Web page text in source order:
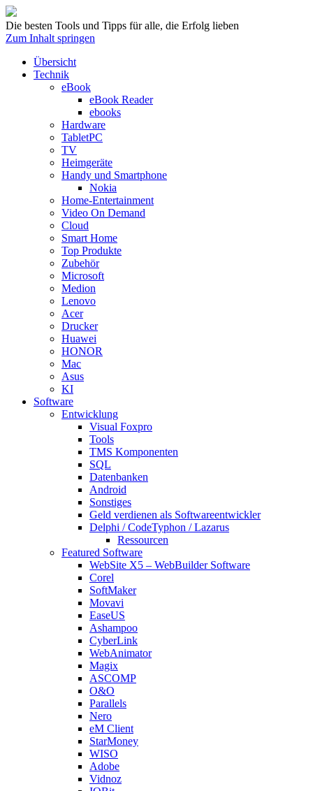
Die besten Tools und Tipps für alle, die Erfolg lieben
Zum Inhalt springen
Übersicht
Technik
eBook
eBook Reader
ebooks
Hardware
TabletPC
TV
Heimgeräte
Handy und Smartphone
Nokia
Home-Entertainment
Video On Demand
Cloud
Smart Home
Top Produkte
Zubehör
Microsoft
Medion
Lenovo
Acer
Drucker
Huawei
HONOR
Mac
Asus
KI
Software
Entwicklung
Visual Foxpro
Tools
TMS Komponenten
SQL
Datenbanken
Android
Sonstiges
Geld verdienen als Softwareentwickler
Delphi / CodeTyphon / Lazarus
Ressourcen
Featured Software
WebSite X5 – WebBuilder Software
Corel
SoftMaker
Movavi
EaseUS
Ashampoo
CyberLink
WebAnimator
Magix
ASCOMP
O&O
Parallels
Nero
eM Client
StarMoney
WISO
Adobe
Vidnoz